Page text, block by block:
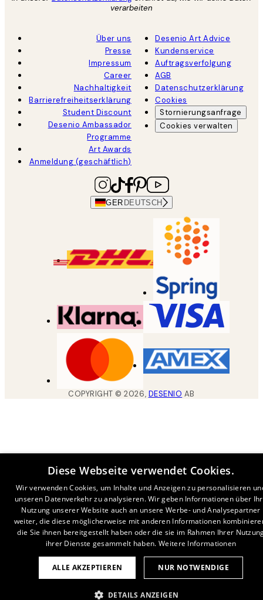
verarbeiten
Über uns
Presse
Impressum
Career
Nachhaltigkeit
Barrierefreiheitserklärung
Student Discount
Desenio Ambassador
Programme
Art Awards
Anmeldung (geschäftlich)
Desenio Art Advice
Kundenservice
Auftragsverfolgung
AGB
Datenschutzerklärung
Cookies
Stornierungsanfrage
Cookies verwalten
GER DEUTSCH
COPYRIGHT ©2026, DESENIO AB
Diese Webseite verwendet Cookies.
Wir verwenden Cookies, um Inhalte und Anzeigen zu personalisieren
unseren Datenverkehr zu analysieren. Wir geben Informationen über
Nutzung unserer Website auch an unsere Werbe- und Analysepartner
weiter, die diese möglicherweise mit anderen Informationen
die Sie ihnen bereitgestellt haben oder die sie im Rahmen Ihrer
ihrer Dienste gesammelt haben. Weitere Informationen
ALLE AKZEPTIEREN NUR NOTWENDIGE
DETAILS ANZEIGEN